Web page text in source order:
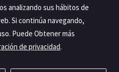
Empresarial
analizando sus hábitos de
Si continúa navegando,
Puede Obtener más
de privacidad.